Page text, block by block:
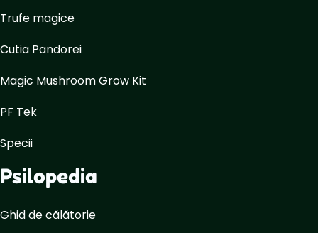
Trufe magice
Cutia Pandorei
Magic Mushroom Grow Kit
PF Tek
Specii
Psilopedia
Ghid de călătorie